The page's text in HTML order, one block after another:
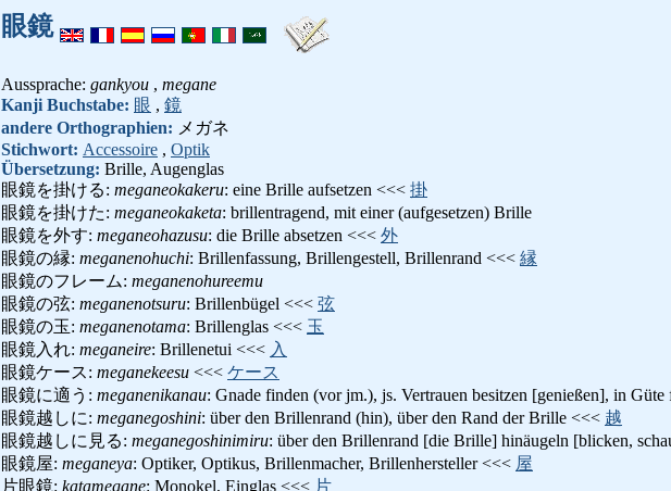
眼鏡
Aussprache: gankyou , megane
Kanji Buchstabe: 眼 , 鏡
andere Orthographien: メガネ
Stichwort: Accessoire , Optik
Übersetzung: Brille, Augenglas
眼鏡を掛ける: meganeokakeru: eine Brille aufsetzen <<< 掛
眼鏡を掛けた: meganeokaketa: brillentragend, mit einer (aufgesetzen) Brille
眼鏡を外す: meganeohazusu: die Brille absetzen <<< 外
眼鏡の縁: meganenohuchi: Brillenfassung, Brillengestell, Brillenrand <<< 縁
眼鏡のフレーム: meganenohureemu
眼鏡の弦: meganenotsuru: Brillenbügel <<< 弦
眼鏡の玉: meganenotama: Brillenglas <<< 玉
眼鏡入れ: meganeire: Brillenetui <<< 入
眼鏡ケース: meganekeesu <<< ケース
眼鏡に適う: meganenikanau: Gnade finden (vor jm.), js. Vertrauen besitzen [genießen], in
眼鏡越しに: meganegoshini: über den Brillenrand (hin), über den Rand der Brille <<< 越
眼鏡越しに見る: meganegoshinimiru: über den Brillenrand [die Brille] hinäugeln [blicken,
眼鏡屋: meganeya: Optiker, Optikus, Brillenmacher, Brillenhersteller <<< 屋
片眼鏡: katamegane: Monokel, Einglas <<< 片